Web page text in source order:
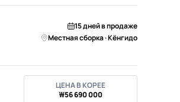
15 дней в продаже
Местная сборка · Кёнгидо
ЦЕНА В КОРЕЕ
₩56 690 000